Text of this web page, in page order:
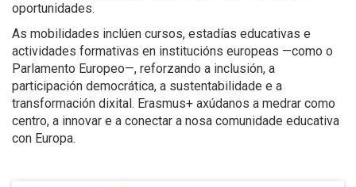
oportunidades.
As mobilidades inclúen cursos, estadías educativas e
actividades formativas en institucións europeas —como o
Parlamento Europeo—, reforzando a inclusión, a
participación democrática, a sustentabilidade e a
transformación dixital. Erasmus+ axúdanos a medrar como
centro, a innovar e a conectar a nosa comunidade educativa
con Europa.